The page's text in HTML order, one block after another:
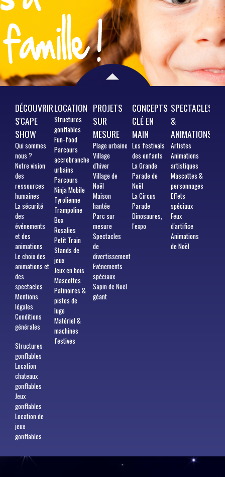
DÉCOUVRIR
S'CAPE
SHOW
Quisommes
nous ?
Notre vision
des
ressources
humaines
La sécurité
des
événements
et des
animations
Le choix des
animations et
des
spectacles
Mentions
légales
Conditions
générales
Structures
gonflables
Location
chateaux
gonflables
Jeux
gonflables
Location de
jeux
gonflables
LOCATION
Structures
gonflables
Fun-food
Parcours
accrobranche
urbains
Parcours
Ninja Mobile
Tyrolienne
Trampoline
Box
Rosalies
Petit Train
Stands de
jeux
Jeux en bois
Mascottes
Patinoires &
pistes de
luge
Matériel &
machines
festives
PROJETS
SUR
MESURE
Plage urbaine
Village
d'hiver
Village de
Noël
Maison
hantée
Parc sur
mesure
Spectacles
de
divertissement
Evénements
spéciaux
Sapin de Noël
géant
CONCEPTS
CLÉ EN
MAIN
Les festivals
des enfants
La Grande
Parade de
Noël
La Circus
Parade
Dinosaures,
l'expo
SPECTACLES
&
ANIMATIONS
Artistes
Animations
artistiques
Mascottes &
personnages
Effets
spéciaux
Feux
d'artifice
Animations
de Noël